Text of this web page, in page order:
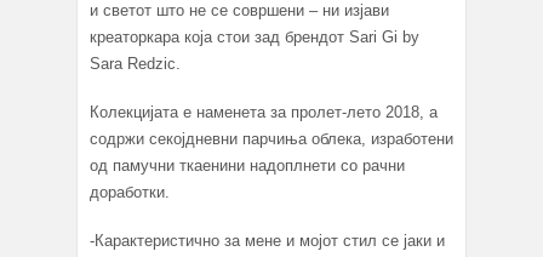
и светот што не се совршени – ни изјави
креаторкара која стои зад брендот Sari Gi by
Sara Redzic.
Колекцијата е наменета за пролет-лето 2018, а
содржи секојдневни парчиња облека, изработени
од памучни ткаенини надоплнети со рачни
доработки.
-Карактеристично за мене и мојот стил се јаки и